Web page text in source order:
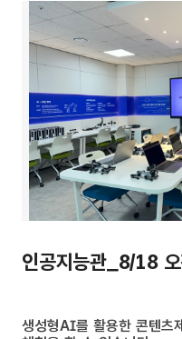
인공지능관_8/18
생성형AI를 활용한 콘텐츠